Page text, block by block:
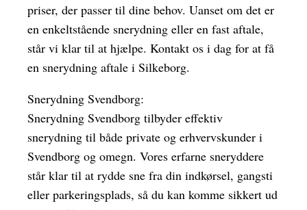
priser, der passer til dine behov. Uanset om det er
en enkeltstående snerydning eller en fast aftale,
står vi klar til at hjælpe. Kontakt os i dag for at få
en snerydning aftale i Silkeborg.
Snerydning Svendborg:
Snerydning Svendborg tilbyder effektiv
snerydning til både private og erhvervskunder i
Svendborg og omegn. Vores erfarne sneryddere
står klar til at rydde sne fra din indkørsel, gangsti
eller parkeringsplads, så du kan komme sikkert ud